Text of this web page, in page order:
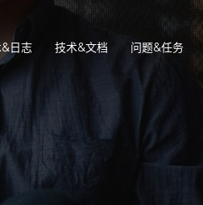
日志 技术&文档 问题&任务